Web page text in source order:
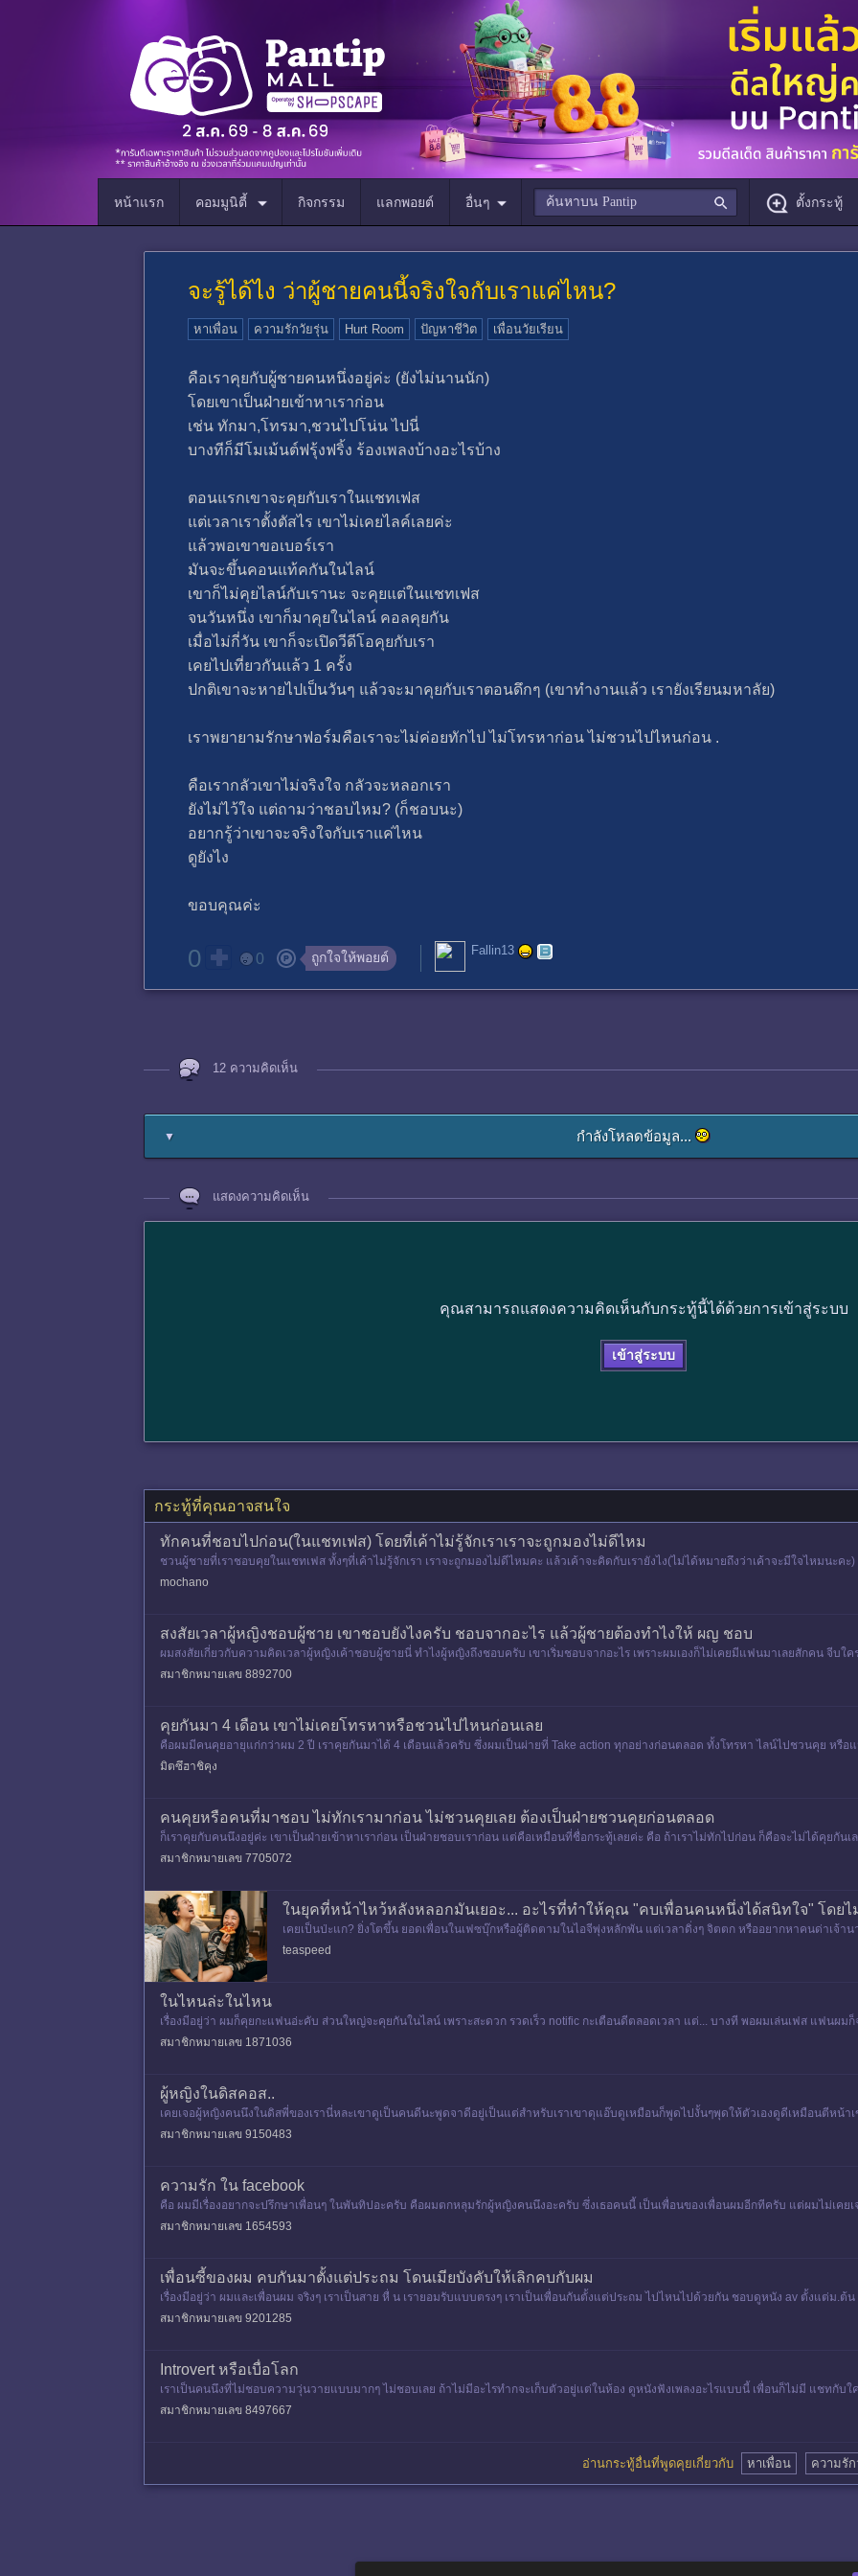
หน้าแรก คอมมูนิตี้ กิจกรรม แลกพอยต์ อื่นๆ ตั้งกระทู้
จะรู้ได้ไง ว่าผู้ชายคนนี้จริงใจกับเราแค่ไหน?
หาเพื่อน ความรักวัยรุ่น Hurt Room ปัญหาชีวิต เพื่อนวัยเรียน
คือเราคุยกับผู้ชายคนหนึ่งอยู่ค่ะ (ยังไม่นานนัก)
โดยเขาเป็นฝ่ายเข้าหาเราก่อน
เช่น ทักมา,โทรมา,ชวนไปโน่น ไปนี่
บางทีก็มีโมเม้นต์ฟรุ้งฟริ้ง ร้องเพลงบ้างอะไรบ้าง
ตอนแรกเขาจะคุยกับเราในแชทเฟส
แต่เวลาเราตั้งตัสไร เขาไม่เคยไลค์เลยค่ะ
แล้วพอเขาขอเบอร์เรา
มันจะขึ้นคอนแท้คกันในไลน์
เขาก็ไม่คุยไลน์กับเรานะ จะคุยแต่ในแชทเฟส
จนวันหนึ่ง เขาก็มาคุยในไลน์ คอลคุยกัน
เมื่อไม่กี่วัน เขาก็จะเปิดวีดีโอคุยกับเรา
เคยไปเที่ยวกันแล้ว 1 ครั้ง
ปกติเขาจะหายไปเป็นวันๆ แล้วจะมาคุยกับเราตอนดึกๆ (เขาทำงานแล้ว เรายังเรียนมหาลัย)
เราพยายามรักษาฟอร์มคือเราจะไม่ค่อยทักไป ไม่โทรหาก่อน ไม่ชวนไปไหนก่อน .
คือเรากลัวเขาไม่จริงใจ กลัวจะหลอกเรา
ยังไม่ไว้ใจ แต่ถามว่าชอบไหม? (ก็ชอบนะ)
อยากรู้ว่าเขาจะจริงใจกับเราแค่ไหน
ดูยังไง
ขอบคุณค่ะ
0 0 ถูกใจให้พอยต์ Fallin13
12 ความคิดเห็น
▼ กำลังโหลดข้อมูล...
แสดงความคิดเห็น
คุณสามารถแสดงความคิดเห็นกับกระทู้นี้ได้ด้วยการเข้าสู่ระบบ
เข้าสู่ระบบ
กระทู้ที่คุณอาจสนใจ
ทักคนที่ชอบไปก่อน(ในแชทเฟส) โดยที่เค้าไม่รู้จักเราเราจะถูกมองไม่ดีไหม
ชวนผู้ชายที่เราชอบคุยในแชทเฟส ทั้งๆที่เค้าไม่รู้จักเรา เราจะถูกมองไม่ดีไหมคะ แล้วเค้าจะคิดกับเรายังไง(ไม่ได้หมายถึงว่าเค้าจะมีใจไหมนะคะ)
mochano
สงสัยเวลาผู้หญิงชอบผู้ชาย เขาชอบยังไงครับ ชอบจากอะไร แล้วผู้ชายต้องทำไงให้ ผญ ชอบ
ผมสงสัยเกี่ยวกับความคิดเวลาผู้หญิงเค้าชอบผู้ชายนี่ ทำไงผู้หญิงถึงชอบครับ เขาเริ่มชอบจากอะไร เพราะผมเองก็ไม่เคยมีแฟนมาเลยสักคน จีบใ
ผญ คนไหนอยากเป็น
สมาชิกหมายเลข 8892700
คุยกันมา 4 เดือน เขาไม่เคยโทรหาหรือชวนไปไหนก่อนเลย
คือผมมีคนคุยอายุแก่กว่าผม 2 ปี เราคุยกันมาได้ 4 เดือนแล้วครับ ซึ่งผมเป็นผ่ายที่ Take action ทุกอย่างก่อนตลอด ทั้งโทรหา ไลน์ไปชวนคุย ห
ผ
มิตซึฮาชิคุง
คนคุยหรือคนที่มาชอบ ไม่ทักเรามาก่อน ไม่ชวนคุยเลย ต้องเป็นฝ่ายชวนคุยก่อนตลอด
ก็เราคุยกับคนนึงอยู่ค่ะ เขาเป็นฝ่ายเข้าหาเราก่อน เป็นฝ่ายชอบเราก่อน แต่คือเหมือนที่ชื่อกระทู้เลยค่ะ คือ ถ้าเราไม่ทักไปก่อน ก็คือจะไม่ได้คุยกัน
หาใครก่
สมาชิกหมายเลข 7705072
ในยุคที่หน้าไหว้หลังหลอกมันเยอะ... อะไรที่ทำให้คุณ "คบเพื่อนคนหนึ่งได้สนิทใจ" โดยไ
พ
เคยเป็นป่ะแก? ยิ่งโตขึ้น ยอดเพื่อนในเฟซบุ๊กหรือผู้ติดตามในไอจีพุ่งหลักพัน แต่เวลาดิ่งๆ จิตตก หรืออยากหาคนด่าเจ้า
นดีต้อนรับสู่วิถีผู้ใหญ่ค่ะ วันนี้ จ
teaspeed
ในไหนล่ะในไหน
เรื่องมีอยู่ว่า ผมก็คุยกะแฟนอ่ะคับ ส่วนใหญ่จะคุยกันในไลน์ เพราะสะดวก รวดเร็ว notific กะเตือนดีตลอดเวลา แต่... บางที พอผมเล่นเฟส แฟนผ
มาทางไหน จะมาในไลน์ห
สมาชิกหมายเลข 1871036
ผู้หญิงในดิสคอส..
เคยเจอผู้หญิงคนนึงในดิสพี่ของเรานี่หละเขาดูเป็นคนดีนะพูดจาดีอยู่เป็นแต่สำหรับเราเขาดุแอ๊บดูเหมือนก็พูดไปงั้นๆพุดให้ตัวเองดูดีเหมือนตีหน้า
ชา
สมาชิกหมายเลข 9150483
ความรัก ใน facebook
คือ ผมมีเรื่องอยากจะปรึกษาเพื่อนๆ ในพันทิปอะครับ คือผมตกหลุมรักผู้หญิงคนนึงอะครับ ซึ่งเธอคนนี้ เป็นเพื่อนของเพื่อนผมอีกทีครับ แต่ผมไม่เคยเ
ธอ(เพื่อ
สมาชิกหมายเลข 1654593
เพื่อนซี้ของผม คบกันมาตั้งแต่ประถม โดนเมียบังคับให้เลิกคบกับผม
เรื่องมีอยู่ว่า ผมและเพื่อนผม จริงๆ เราเป็นสาย หื่ น เรายอมรับแบบตรงๆ เราเป็นเพื่อนกันตั้งแต่ประถม ไปไหนไปด้วยกัน ชอบดูหนัง av ตั้งแต่ม.ต้
แค่เรื
สมาชิกหมายเลข 9201285
Introvert หรือเบื่อโลก
เราเป็นคนนึงที่ไม่ชอบความวุ่นวายแบบมากๆ ไม่ชอบเลย ถ้าไม่มีอะไรทำกจะเก็บตัวอยู่แต่ในห้อง ดูหนังฟังเพลงอะไรแบบนี้ เพื่อนก็ไม่มี แชทกับ
กหาคนอื่นก่อ
สมาชิกหมายเลข 8497667
อ่านกระทู้อื่นที่พูดคุยเกี่ยวกับ หาเพื่อน ความรั